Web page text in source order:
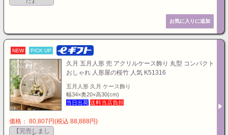
NEW PICK UP
久月 五月人形 兜 アクリルケース飾り 丸型 コンパクト
おしゃれ 人形屋の桜竹 人気 K51316
五月人形 久月 ケース飾り
幅34×奥20×高30(cm)
当日出荷 送料当店負担
価格： 80,807円(税込 88,888円)
【完売しまし